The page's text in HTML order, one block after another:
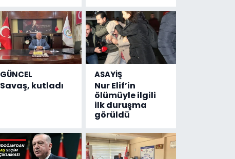
GÜNCEL
Savaş, kutladı
ASAYİŞ
Nur Elif’in
ölümüyle ilgili
ilk duruşma
görüldü